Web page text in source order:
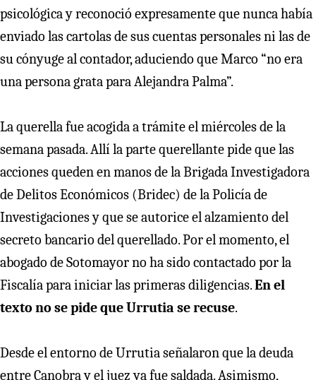
psicológica y reconoció expresamente que nunca había
enviado las cartolas de sus cuentas personales ni las de
su cónyuge al contador, aduciendo que Marco “no era
una persona grata para Alejandra Palma”.
La querella fue acogida a trámite el miércoles de la
semana pasada. Allí la parte querellante pide que las
acciones queden en manos de la Brigada Investigadora
de Delitos Económicos (Bridec) de la Policía de
Investigaciones y que se autorice el alzamiento del
secreto bancario del querellado. Por el momento, el
abogado de Sotomayor no ha sido contactado por la
Fiscalía para iniciar las primeras diligencias.En el
texto no se pide que Urrutia se recuse.
Desde el entorno de Urrutia señalaron que la deuda
entre Canobra y el juez ya fue saldada. Asimismo,